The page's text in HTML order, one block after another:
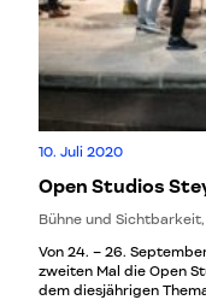
10. Juli 2020
Open Studios
Bühne und
Von 24. – 26.
zweiten Mal die Open
dem diesjährigen